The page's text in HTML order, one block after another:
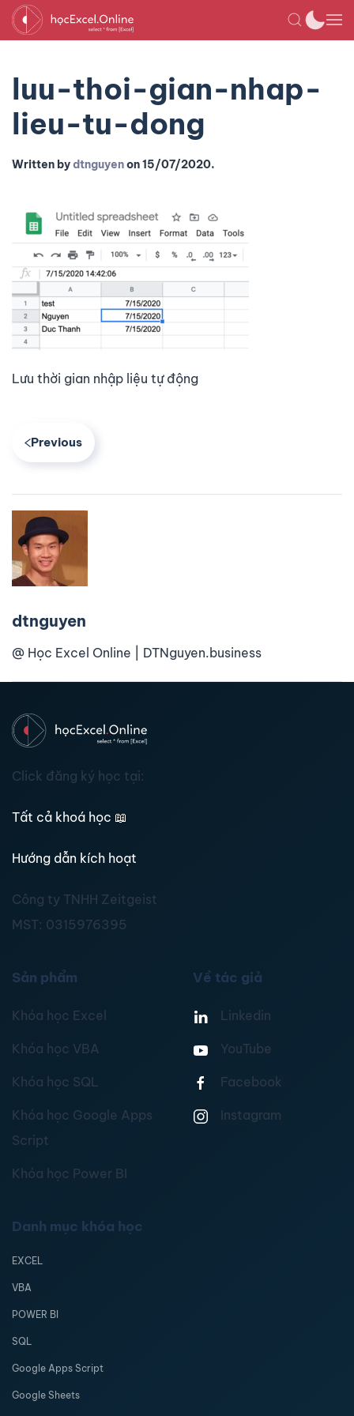
luu-thoi-gian-nhap-
lieu-tu-dong
Written bydtnguyenon15/07/2020.
Lưu thời gian nhập liệu tự động
Previous
dtnguyen
@ Học Excel Online | DTNguyen.business
Click đăng ký học tại:
Tất cả khoá học 📖
Hướng dẫn kích hoạt
Công ty TNHH Zeitgeist
MST: 0315976395
Sản phẩm
Khóa học Excel
Khóa học VBA
Khóa học SQL
Khóa học Google Apps
Script
Khóa học Power BI
Về tác giả
Linkedin
YouTube
Facebook
Instagram
Danh mục khóa học
EXCEL
VBA
POWER BI
SQL
Google Apps Script
Google Sheets